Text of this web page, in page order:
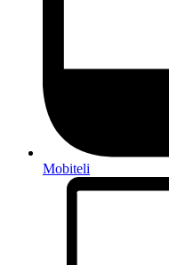
Mobiteli